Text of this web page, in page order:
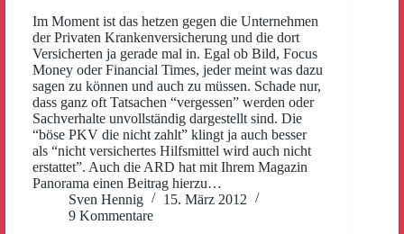
Im Moment ist das hetzen gegen die Unternehmen
der Privaten Krankenversicherung und die dort
Versicherten ja gerade mal in. Egal ob Bild, Focus
Money oder Financial Times, jeder meint was dazu
sagen zu können und auch zu müssen. Schade nur,
dass ganz oft Tatsachen “vergessen” werden oder
Sachverhalte unvollständig dargestellt sind. Die
“böse PKV die nicht zahlt” klingt ja auch besser
als “nicht versichertes Hilfsmittel wird auch nicht
erstattet”. Auch die ARD hat mit Ihrem Magazin
Panorama einen Beitrag hierzu…
Sven Hennig
15. März 2012
9 Kommentare